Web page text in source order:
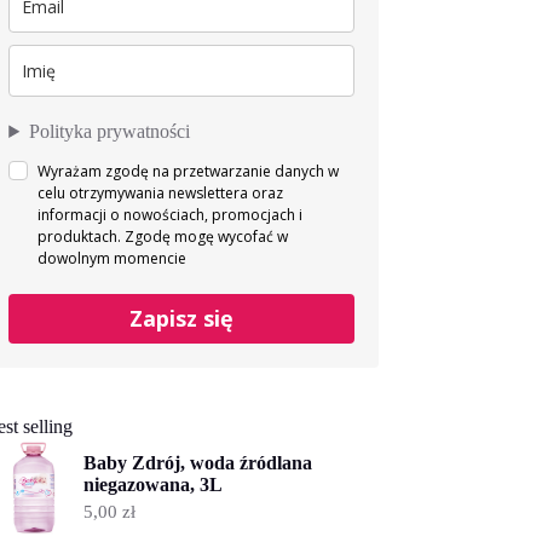
Polityka prywatności
Wyrażam zgodę na przetwarzanie danych w
celu otrzymywania newslettera oraz
informacji o nowościach, promocjach i
produktach. Zgodę mogę wycofać w
dowolnym momencie
Zapisz się
selling
Baby Zdrój, woda źródlana
niegazowana, 3L
5,00 zł